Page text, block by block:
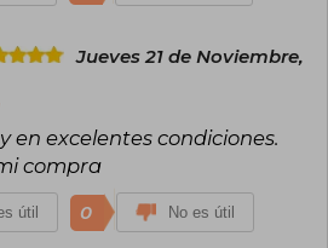
Jueves 21 de Noviembre,
en excelentes condiciones.
compra
útil 0 No es útil